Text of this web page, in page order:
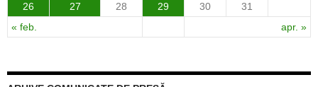
« feb. apr. »
26
27 28 29 30 31